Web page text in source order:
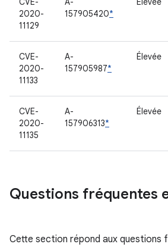
2020-
11129
157905420*
CVE-
2020-
11133
A-
157905987*
Élevée
CVE-
2020-
11135
A-
157906313*
Élevée
Questions fréquentes
Cette section répond aux questions